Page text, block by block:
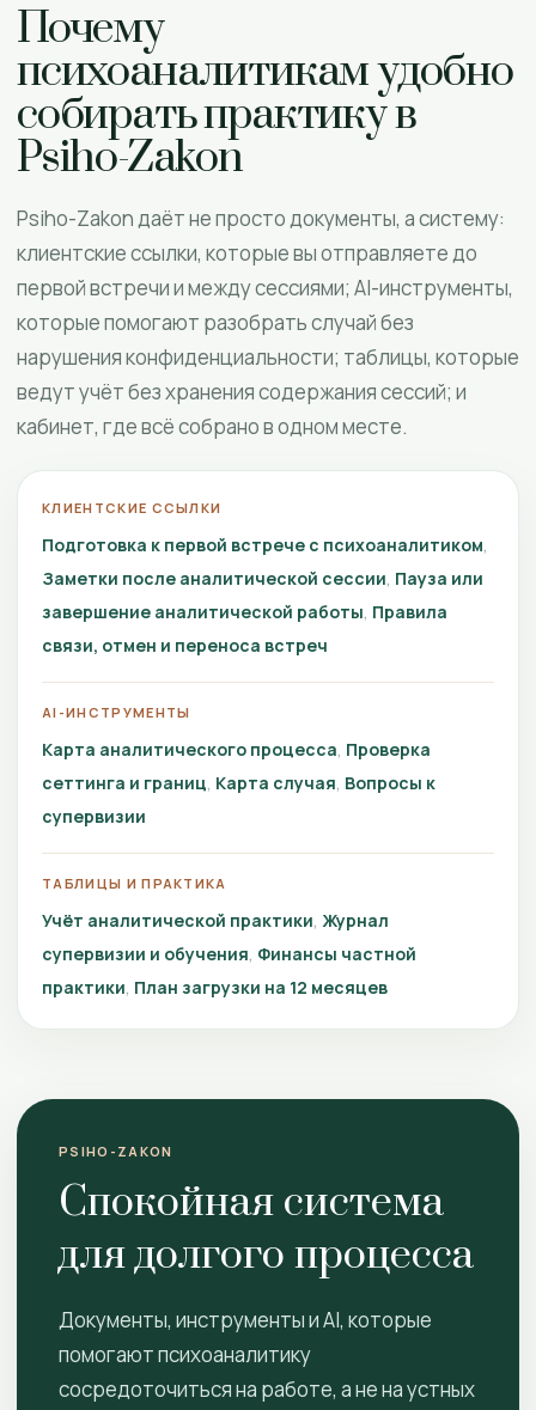
Почему
психоаналитикам удобно
собирать практику в
Psiho-Zakon
Psiho-Zakon даёт не просто документы, а систему:
клиентские ссылки, которые вы отправляете до
первой встречи и между сессиями; AI-инструменты,
которые помогают разобрать случай без
нарушения конфиденциальности; таблицы, которые
ведут учёт без хранения содержания сессий; и
кабинет, где всё собрано в одном месте.
КЛИЕНТСКИЕ ССЫЛКИ
Подготовка к первой встрече с психоаналитиком
Заметки после аналитической сессии Пауза или
завершение аналитической работы Правила
связи, отмен и переноса встреч
AI-ИНСТРУМЕНТЫ
Карта аналитического процесса Проверка
сеттинга и границ Карта случая Вопросы к
супервизии
ТАБЛИЦЫ И ПРАКТИКА
Учёт аналитической практики Журнал
супервизии и обучения Финансы частной
практики План загрузки на 12 месяцев
PSIHO-ZAKON
Спокойная система
для долгого процесса
Документы, инструменты и AI, которые
помогают психоаналитику
сосредоточиться на работе, а не на устных